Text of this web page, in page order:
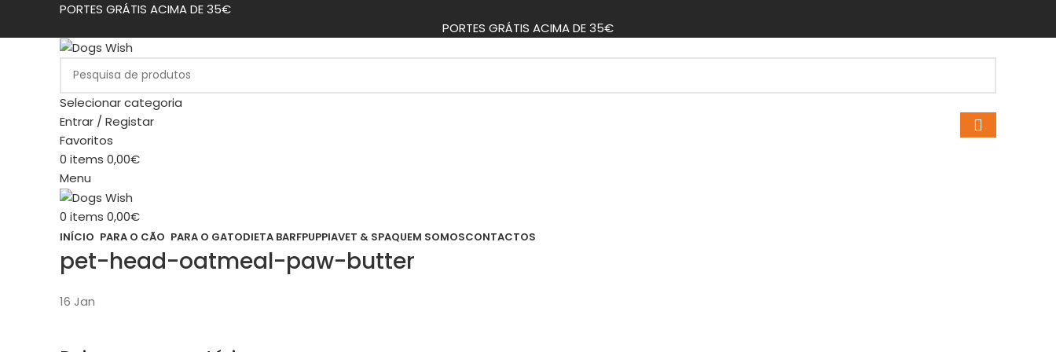
PORTES GRÁTIS ACIMA DE 35€
PORTES GRÁTIS ACIMA DE 35€
Selecionar categoria
Entrar / Registar
Favoritos
0 items 0,00€
Menu
0 items 0,00€
INÍCIO PARA O CÃO PARA O GATODIETA BARFPUPPIAVET & SPAQUEM SOMOSCONTACTOS
pet-head-oatmeal-paw-butter
16 Jan